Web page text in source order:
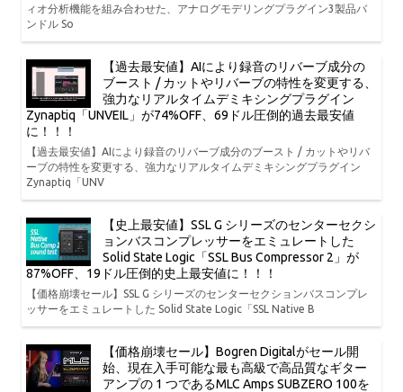
ィオ分析機能を組み合わせた、アナログモデリングプラグイン3製品バ
ンドル So
【過去最安値】AIにより録音のリバーブ成分の
ブースト / カットやリバーブの特性を変更する、
強力なリアルタイムデミキシングプラグイン
Zynaptiq「UNVEIL」が74%OFF、69ドル圧倒的過去最安値
に！！！
【過去最安値】AIにより録音のリバーブ成分のブースト / カットやリバ
ーブの特性を変更する、強力なリアルタイムデミキシングプラグイン
Zynaptiq「UNV
【史上最安値】SSL G シリーズのセンターセクシ
ョンバスコンプレッサーをエミュレートした
Solid State Logic「SSL Bus Compressor 2」が
87%OFF、19ドル圧倒的史上最安値に！！！
【価格崩壊セール】SSL G シリーズのセンターセクションバスコンプレ
ッサーをエミュレートした Solid State Logic「SSL Native B
【価格崩壊セール】Bogren Digitalがセール開
始、現在入手可能な最も高級で高品質なギター
アンプの 1 つであるMLC Amps SUBZERO 100を